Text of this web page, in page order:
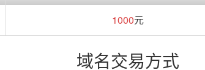
1000元
域名交易方式